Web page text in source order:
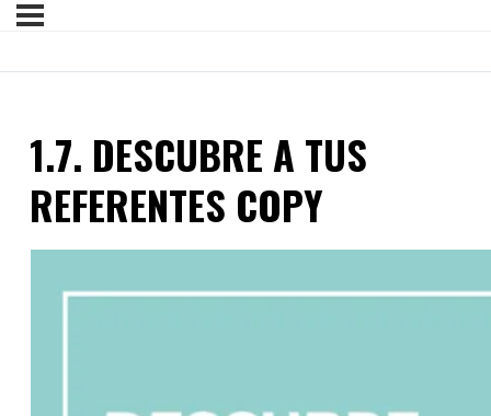
1.7. DESCUBRE A TUS
REFERENTES COPY